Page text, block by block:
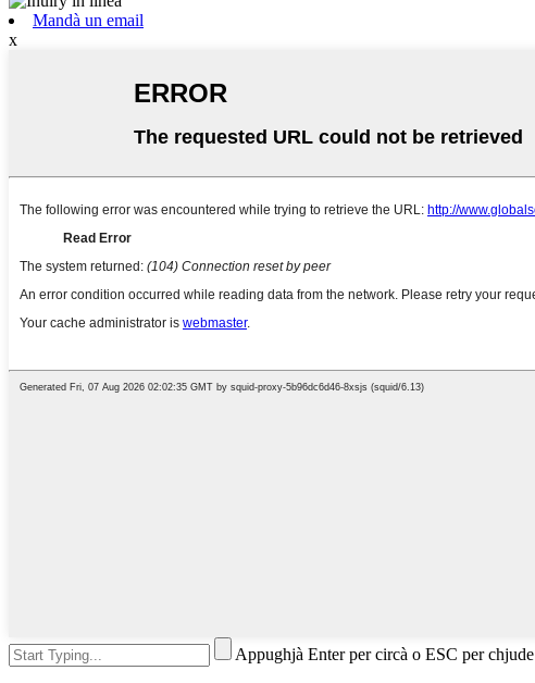
Mandà un email
x
Appughjà Enter per circà o ESC per chjude